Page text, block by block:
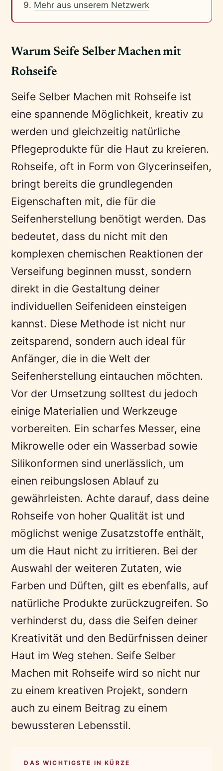
Mehr aus unserem Netzwerk
Warum Seife Selber Machen mit
Rohseife
Seife Selber Machen mit Rohseife ist
eine spannende Möglichkeit, kreativ zu
werden und gleichzeitig natürliche
Pflegeprodukte für die Haut zu kreieren.
Rohseife, oft in Form von Glycerinseifen,
bringt bereits die grundlegenden
Eigenschaften mit, die für die
Seifenherstellung benötigt werden. Das
bedeutet, dass du nicht mit den
komplexen chemischen Reaktionen der
Verseifung beginnen musst, sondern
direkt in die Gestaltung deiner
individuellen Seifenideen einsteigen
kannst. Diese Methode ist nicht nur
zeitsparend, sondern auch ideal für
Anfänger, die in die Welt der
Seifenherstellung eintauchen möchten.
Vor der Umsetzung solltest du jedoch
einige Materialien und Werkzeuge
vorbereiten. Ein scharfes Messer, eine
Mikrowelle oder ein Wasserbad sowie
Silikonformen sind unerlässlich, um
einen reibungslosen Ablauf zu
gewährleisten. Achte darauf, dass deine
Rohseife von hoher Qualität ist und
möglichst wenige Zusatzstoffe enthält,
um die Haut nicht zu irritieren. Bei der
Auswahl der weiteren Zutaten, wie
Farben und Düften, gilt es ebenfalls, auf
natürliche Produkte zurückzugreifen. So
verhinderst du, dass die Seifen deiner
Kreativität und den Bedürfnissen deiner
Haut im Weg stehen. Seife Selber
Machen mit Rohseife wird so nicht nur
zu einem kreativen Projekt, sondern
auch zu einem Beitrag zu einem
bewussteren Lebensstil.
DAS WICHTIGSTE IN KÜRZE